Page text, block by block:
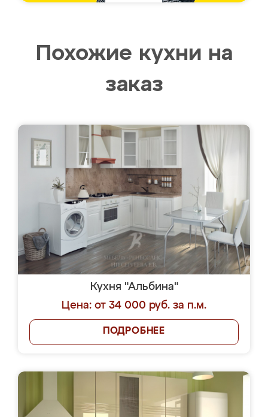
Похожие кухни на
заказ
Кухня "Альбина"
Цена: от 34 000 руб. за п.м.
ПОДРОБНЕЕ